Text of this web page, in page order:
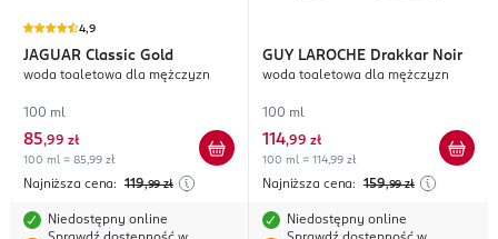
4,9
JAGUAR Classic Gold
woda toaletowa dla mężczyzn
100 ml
85,99 zł
100 ml = 85,99 zł
Najniższa cena: 119,99 zł
Niedostępny online
GUY LAROCHE Drakkar Noir
woda toaletowa dla mężczyzn
100 ml
114,99 zł
100 ml = 114,99 zł
Najniższa cena: 159,99 zł
Niedostępny online